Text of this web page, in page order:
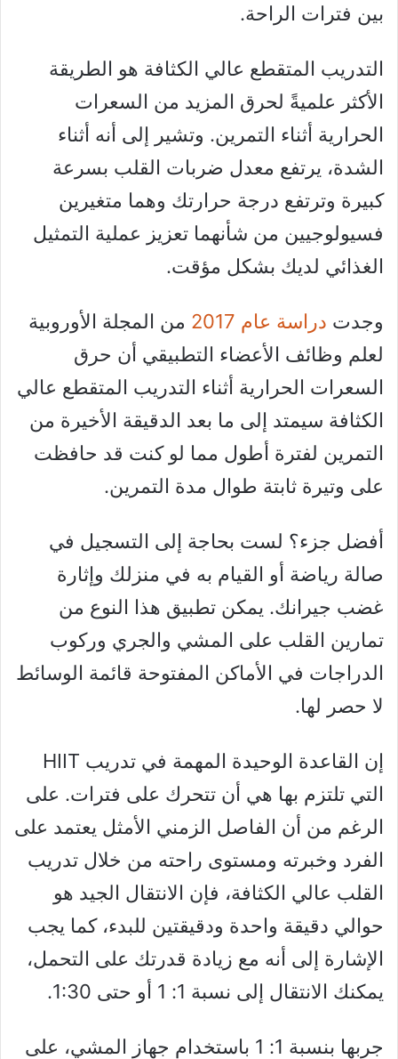
بين فترات الراحة.
التدريب المتقطع عالي الكثافة هو الطريقة
الأكثر علميةً لحرق المزيد من السعرات
الحرارية أثناء التمرين. وتشير إلى أنه أثناء
الشدة، يرتفع معدل ضربات القلب بسرعة
كبيرة وترتفع درجة حرارتك وهما متغيرين
فسيولوجيين من شأنهما تعزيز عملية التمثيل
الغذائي لديك بشكل مؤقت.
وجدت دراسة عام 2017
من المجلة الأوروبية
لعلم وظائف الأعضاء التطبيقي أن حرق
السعرات الحرارية أثناء التدريب المتقطع عالي
الكثافة سيمتد إلى ما بعد الدقيقة الأخيرة من
التمرين لفترة أطول مما لو كنت قد حافظت
على وتيرة ثابتة طوال مدة التمرين.
أفضل جزء؟ لست بحاجة إلى التسجيل في
صالة رياضة أو القيام به في منزلك وإثارة
غضب جيرانك. يمكن تطبيق هذا النوع من
تمارين القلب على المشي والجري وركوب
الدراجات في الأماكن المفتوحة قائمة الوسائط
لا حصر لها.
إن القاعدة الوحيدة المهمة في تدريب HIIT
التي تلتزم بها هي أن تتحرك على فترات. على
الرغم من أن الفاصل الزمني الأمثل يعتمد على
الفرد وخبرته ومستوى راحته من خلال تدريب
القلب عالي الكثافة، فإن الانتقال الجيد هو
حوالي دقيقة واحدة ودقيقتين للبدء، كما يجب
الإشارة إلى أنه مع زيادة قدرتك على التحمل،
يمكنك الانتقال إلى نسبة 1: 1 أو حتى 1:30.
جربها بنسبة 1: 1 باستخدام جهاز المشي، على